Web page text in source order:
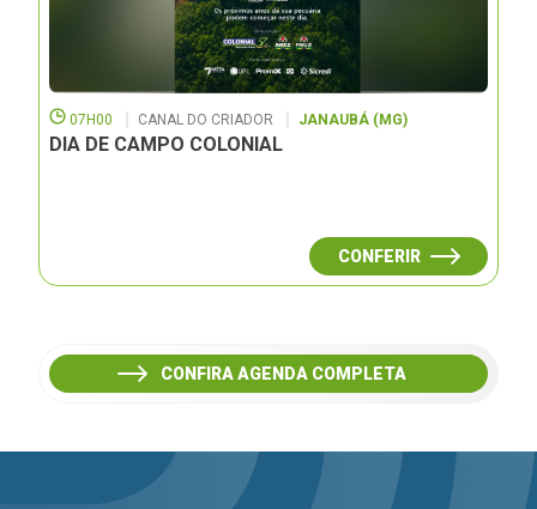
07H00 CANAL DO CRIADOR JANAUBÁ (MG)
DIA DE CAMPO COLONIAL
CONFERIR
CONFIRA AGENDA COMPLETA